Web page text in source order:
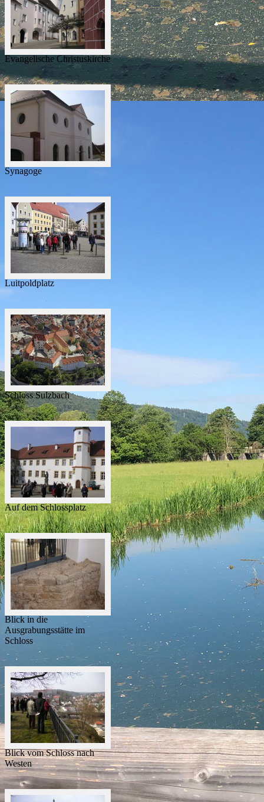
Evangelische Christuskirche
Synagoge
Luitpoldplatz
Schloss Sulzbach
Auf dem Schlossplatz
Blick in die
Ausgrabungsstätte im
Schloss
Blick vom Schloss nach
Westen